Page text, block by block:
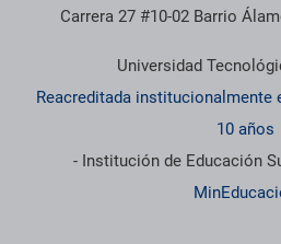
Carrera 27 #10-02 Barrio
Universidad
Reacreditada institucionalmente
10 años
- Institución de Educación